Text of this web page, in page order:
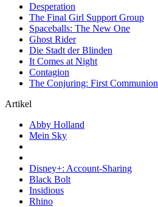
Desperation
The Final Girl Support Group
Spaceballs: The New One
Ghost Rider
Die Stadt der Blinden
It Comes at Night
Contagion
The Conjuring: First Communion
Artikel
Abby Holland
Mein Sky
Disney+: Account-Sharing
Black Bolt
Insidious
Rhino